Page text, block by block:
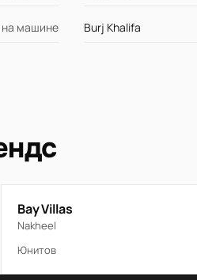
на машине Burj Khalifa
Bay Villas
Nakheel
Юнитов